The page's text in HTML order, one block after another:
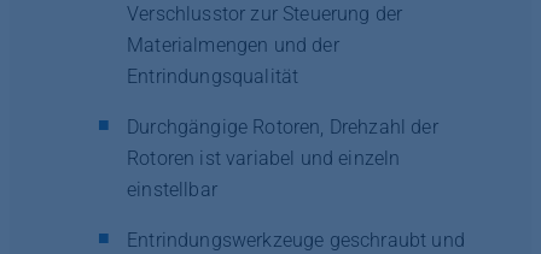
Verschlusstor zur Steuerung der
Materialmengen und der
Entrindungsqualität
Durchgängige Rotoren, Drehzahl der
Rotoren ist variabel und einzeln
einstellbar
Entrindungswerkzeuge geschraubt und